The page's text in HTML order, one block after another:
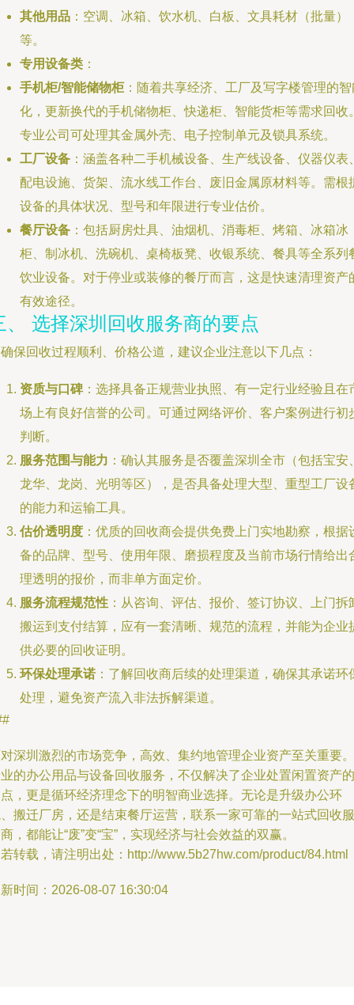
其他用品 ：空调、冰箱、饮水机、白板、文具耗材（批量）
等。
专用设备类 ：
手机柜/智能储物柜：随着共享经济、工厂及写字楼管理的智
化，更新换代的手机储物柜、快递柜、智能货柜等需求回收
专业公司可处理其金属外壳、电子控制单元及锁具系统。
工厂设备 ：涵盖各种二手机械设备、生产线设备、仪器仪表
配电设施、货架、流水线工作台、废旧金属原材料等。需根
设备的具体状况、型号和年限进行专业估价。
餐厅设备 ：包括厨房灶具、油烟机、消毒柜、烤箱、冰箱冰
柜、制冰机、洗碗机、桌椅板凳、收银系统、餐具等全系列
饮业设备。对于停业或装修的餐厅而言，这是快速清理资产
有效途径。
、 选择深圳回收服务商的要点
保回收过程顺利、价格公道，建议企业注意以下几点：
资质与口碑：选择具备正规营业执照、有一定行业经验且在
场上有良好信誉的公司。可通过网络评价、客户案例进行初
判断。
服务范围与能力 ：确认其服务是否覆盖深圳全市（包括宝安
龙华、龙岗、光明等区），是否具备处理大型、重型工厂设
的能力和运输工具。
估价透明度 ：优质的回收商会提供免费上门实地勘察，根据
备的品牌、型号、使用年限、磨损程度及当前市场行情给出
理透明的报价，而非单方面定价。
服务流程规范性 ：从咨询、评估、报价、签订协议、上门拆
搬运到支付结算，应有一套清晰、规范的流程，并能为企业
供必要的回收证明。
环保处理承诺 ：了解回收商后续的处理渠道，确保其承诺环
处理，避免资产流入非法拆解渠道。
深圳激烈的市场竞争，高效、集约地管理企业资产至关重要。
的办公用品与设备回收服务，不仅解决了企业处置闲置资产的
，更是循环经济理念下的明智商业选择。无论是升级办公环
搬迁厂房，还是结束餐厅运营，联系一家可靠的一站式回收服
，都能让“废”变“宝”，实现经济与社会效益的双赢。
转载，请注明出处：http://www.5b27hw.com/product/84.html
时间：2026-08-07 16:30:04